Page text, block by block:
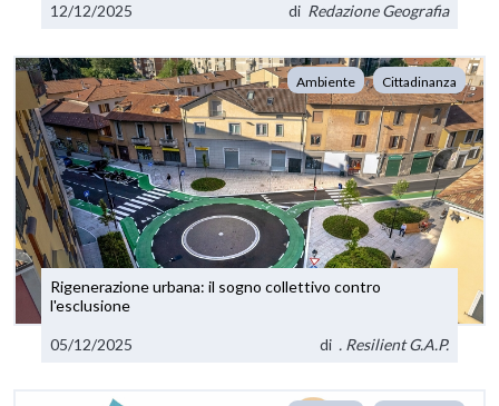
12/12/2025 di Redazione Geografia
Ambiente Cittadinanza
Rigenerazione urbana: il sogno collettivo contro
l'esclusione
05/12/2025 di . Resilient G.A.P.